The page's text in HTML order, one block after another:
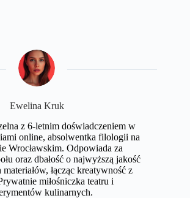
Ewelina Kruk
z 6-letnim doświadczeniem w
online, absolwentka filologii na
Wrocławskim. Odpowiada za
oraz dbałość o najwyższą jakość
łącząc kreatywność z
miłośniczka teatru i
kulinarnych.